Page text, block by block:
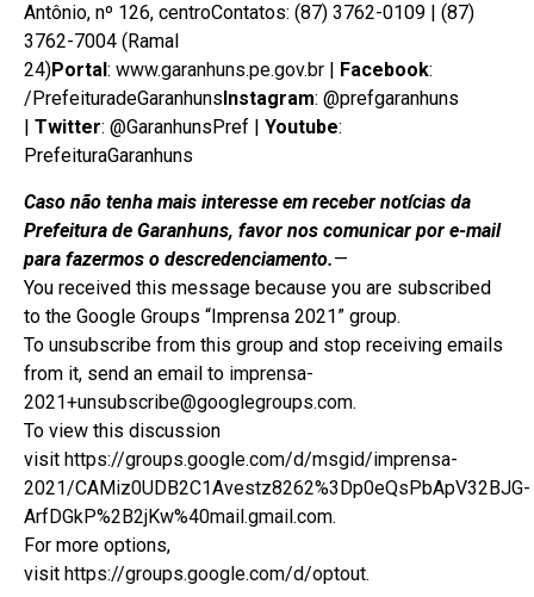
Antônio, nº 126, centroContatos: (87) 3762-0109 | (87)
3762-7004 (Ramal
24)Portal : www.garanhuns.pe.gov.br Facebook:
/PrefeituradeGaranhuns Instagram: @prefgaranhuns
Twitter: @GaranhunsPref | Youtube:
PrefeituraGaranhuns
Caso não tenha mais interesse em receber notícias da
Prefeitura de Garanhuns, favor nos comunicar por e-mail
para fazermos o descredenciamento.—
You received this message because you are subscribed
to the Google Groups “Imprensa 2021” group.
To unsubscribe from this group and stop receiving emails
from it, send an email to imprensa-
2021+unsubscribe@googlegroups.com.
To view this discussion
visit https://groups.google.com/d/msgid/imprensa-
2021/CAMiz0UDB2C1Avestz8262%3Dp0eQsPbApV32BJG-
ArfDGkP%2B2jKw%40mail.gmail.com.
For more options,
visit https://groups.google.com/d/optout.